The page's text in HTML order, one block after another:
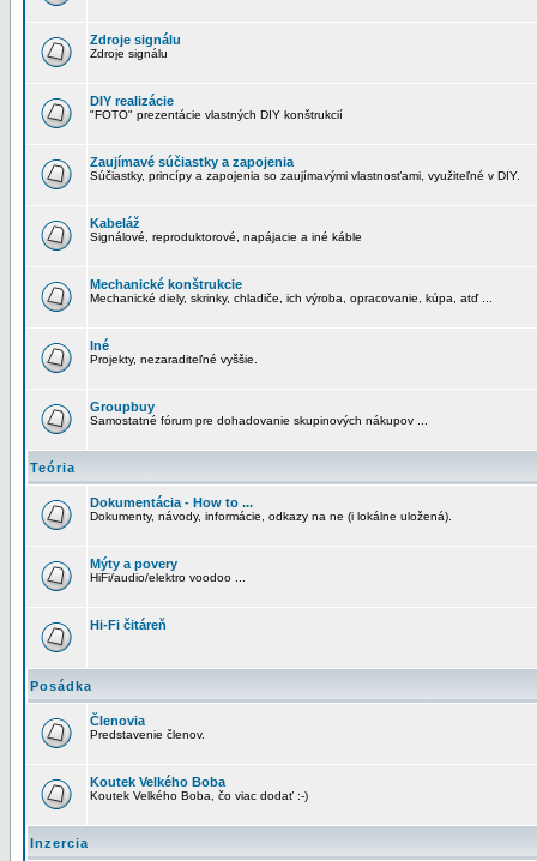
Zdroje signálu
Zdroje signálu
DIY realizácie
"FOTO" prezentácie vlastných DIY konštrukcií
Zaujímavé súčiastky a zapojenia
Súčiastky, princípy a zapojenia so zaujímavými vlastnosťami, využiteľné v DIY.
Kabeláž
Signálové, reproduktorové, napájacie a iné káble
Mechanické konštrukcie
Mechanické diely, skrinky, chladiče, ich výroba, opracovanie, kúpa, atď ...
Iné
Projekty, nezaraditeľné vyššie.
Groupbuy
Samostatné fórum pre dohadovanie skupinových nákupov ...
Teória
Dokumentácia - How to ...
Dokumenty, návody, informácie, odkazy na ne (i lokálne uložená).
Mýty a povery
HiFi/audio/elektro voodoo ...
Hi-Fi čitáreň
Posádka
Členovia
Predstavenie členov.
Koutek Velkého Boba
Koutek Velkého Boba, čo viac dodať :-)
Inzercia